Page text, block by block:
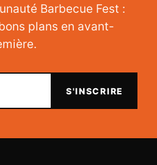
Barbecue Fest :
plans en avant-
S'INSCRIRE